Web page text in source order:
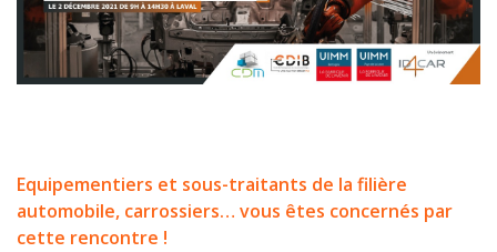
Equipementiers et sous-traitants de la filière
automobile, carrossiers… vous êtes concernés par
cette rencontre !